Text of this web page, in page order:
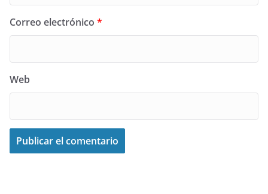
Correo electrónico *
Web